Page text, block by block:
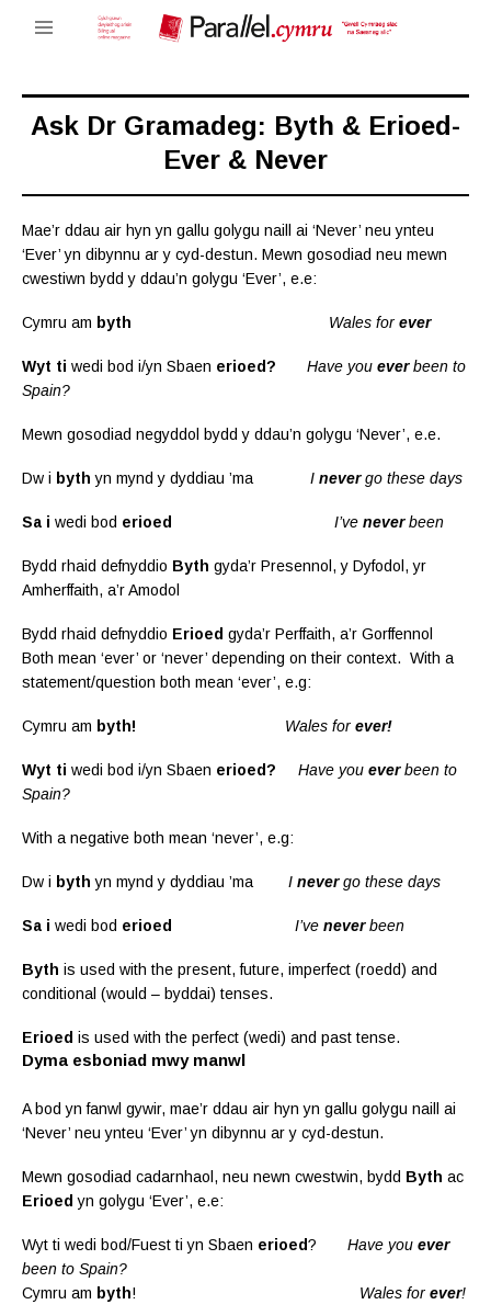
Ask Dr Gramadeg: Byth & Erioed-
Ever & Never
Mae’r ddau air hyn yn gallu golygu naill ai ‘Never’ neu ynteu
‘Ever’ yn dibynnu ar y cyd-destun. Mewn gosodiad neu mewn
cwestiwn bydd y ddau’n golygu ‘Ever’, e.e:
Cymru am byth Wales for ever
Wyt ti wedi bod i/yn Sbaen erioed? Have you everbeen to
Spain?
Mewn gosodiad negyddol bydd y ddau’n golygu ‘Never’, e.e.
Dw i byth yn mynd y dyddiau ’ma I nevergo these days
Sa i wedi bod erioed I’ve neverbeen
Bydd rhaid defnyddio Byth gyda’r Presennol, y Dyfodol, yr
Amherffaith, a’r Amodol
Bydd rhaid defnyddio Erioed gyda’r Perffaith, a’r Gorffennol
Both mean ‘ever’ or ‘never’ depending on their context. With a
statement/question both mean ‘ever’, e.g:
Cymru am byth! Wales for ever!
Wyt ti wedi bod i/yn Sbaen erioed? Have you everbeen to
Spain?
With a negative both mean ‘never’, e.g:
Dw i byth yn mynd y dyddiau ’ma I nevergo these days
Sa i wedi bod erioed I’ve neverbeen
Byth is used with the present, future, imperfect (roedd) and
conditional (would – byddai) tenses.
Erioed is used with the perfect (wedi) and past tense.
Dyma esboniad mwy manwl
A bod yn fanwl gywir, mae’r ddau air hyn yn gallu golygu naill ai
‘Never’ neu ynteu ‘Ever’ yn dibynnu ar y cyd-destun.
Mewn gosodiad cadarnhaol, neu newn cwestwin, bydd Byth ac
Erioed yn golygu ‘Ever’, e.e:
Wyt ti wedi bod/Fuest ti yn Sbaen erioed? Have you ever
been to Spain?
Cymru am byth! Wales for ever!